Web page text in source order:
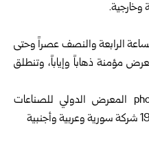
وخارجية.
الرابعة والنصف عصراً وحتى
مؤمنة ذهاباً وإياباً، وتنطلق